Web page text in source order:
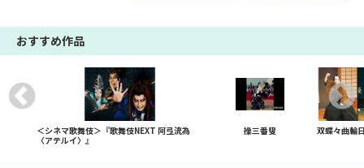
おすすめ作品
＜シネマ歌舞伎＞『歌舞伎NEXT 阿弖流為
〈アテルイ〉』
操三番叟 双蝶々曲輪